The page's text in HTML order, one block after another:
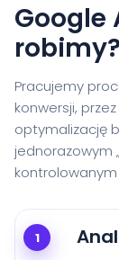
Google
robimy?
Pracujemy
konwersji,
optymalizację
jednorazowym
1